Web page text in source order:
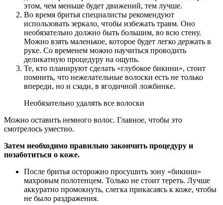
этом, чем меньше будет движений, тем лучше.
Во время бритья специалисты рекомендуют
использовать зеркало, чтобы избежать травм. Оно
необязательно должно быть большим, во всю стену.
Можно взять маленькое, которое будет легко держать в
руке. Со временем можно научиться проводить
деликатную процедуру на ощупь.
Те, кто планируют сделать «глубокое бикини», стоит
помнить, что нежелательные волоски есть не только
впереди, но и сзади, в ягодичной ложбинке.
Необязательно удалять все волоски
Можно оставить немного волос. Главное, чтобы это
смотрелось уместно.
Затем необходимо правильно закончить процедуру и
позаботиться о коже.
После бритья осторожно просушить зону «бикини»
махровым полотенцем. Только не стоит тереть. Лучше
аккуратно промокнуть, слегка прикасаясь к коже, чтобы
не было раздражения.